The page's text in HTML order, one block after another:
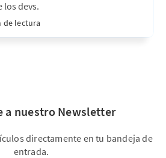
los devs.
de lectura
a nuestro Newsletter
directamente en tu bandeja de
entrada.